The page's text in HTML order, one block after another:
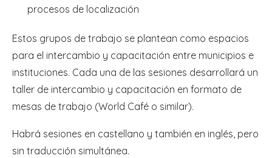
procesos de localización
Estos grupos de trabajo se plantean como espacios
para el intercambio y capacitación entre municipios e
instituciones. Cada una de las sesiones desarrollará un
taller de intercambio y capacitación en formato de
mesas de trabajo (World Café o similar).
Habrá sesiones en castellano y también en inglés, pero
sin traducción simultánea.